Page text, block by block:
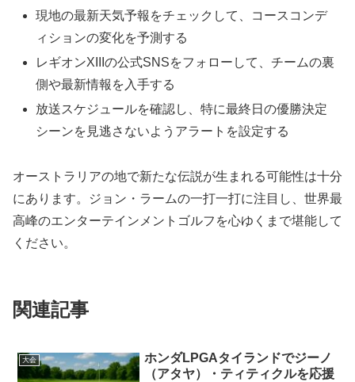
現地の最新天気予報をチェックして、コースコンデ
ィションの変化を予測する
レギオンXIIIの公式SNSをフォローして、チームの裏
側や最新情報を入手する
放送スケジュールを確認し、特に最終日の優勝決定
シーンを見逃さないようアラートを設定する
オーストラリアの地で新たな伝説が生まれる可能性は十分
にあります。ジョン・ラームの一打一打に注目し、世界最
高峰のエンターテインメントゴルフを心ゆくまで堪能して
ください。
関連記事
大会
ホンダLPGAタイランドでジーノ
（アタヤ）・ティティクルを応援